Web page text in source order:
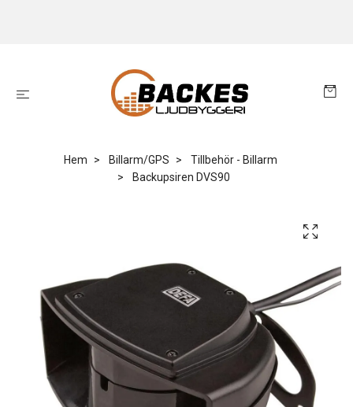
Hem Billarm/GPS
Tillbehör - Billarm
Backupsiren DVS90